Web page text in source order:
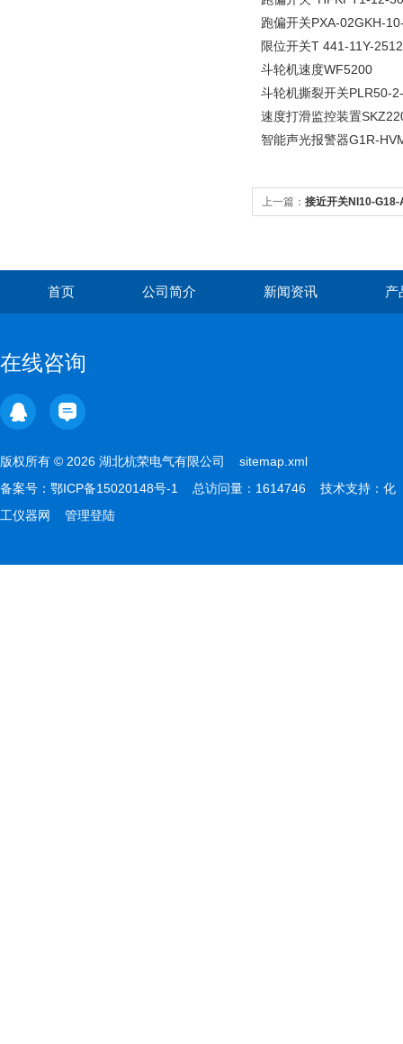
跑偏开关PXA-02GKH-
限位开关T 441-11Y-2512
斗轮机速度WF5200
斗轮机撕裂开关PLR50-
速度打滑监控装置
智能声光报警器G1R-
上一篇： 接近开关NI10-G18-
首页 公司简介 新闻资讯 产
在线咨询
版权所有 © 2026 湖北杭荣电气有限公司 sitemap.xml
备案号： 鄂ICP备15020148号-1 总访问量：1614746 技术支持： 化
工仪器网
管理登陆